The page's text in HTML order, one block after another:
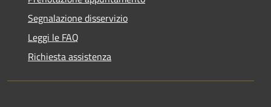
Segnalazione disservizio
Leggi le FAQ
Richiesta assistenza